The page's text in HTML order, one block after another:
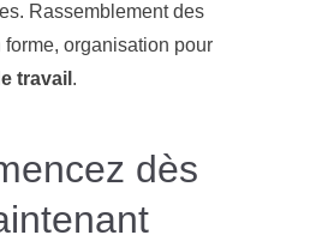
Rassemblement des
organisation pour
travail .
dès